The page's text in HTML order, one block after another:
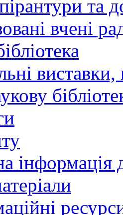
та
вчені
виставки,
інформація